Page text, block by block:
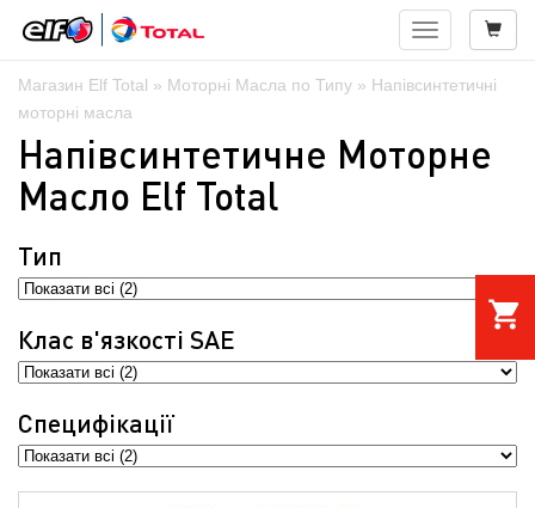
Магазин Elf Total » Моторні Масла по Типу » Напівсинтетичні
моторні масла
Напівсинтетичне Моторне
Масло Elf Total
Тип
Клас в'язкостi SAE
Специфікації
Навигация
shopping_cart